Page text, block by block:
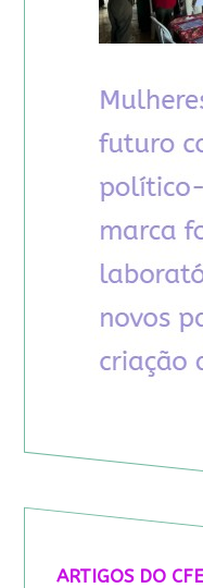
ARTIGOS DO